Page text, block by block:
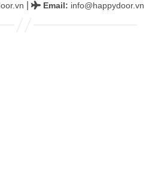
Email: info@happydoor.vn